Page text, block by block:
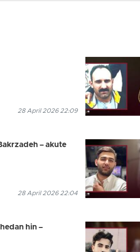
28 April 2026 22:09
– akute
28 April 2026 22:04
hin –